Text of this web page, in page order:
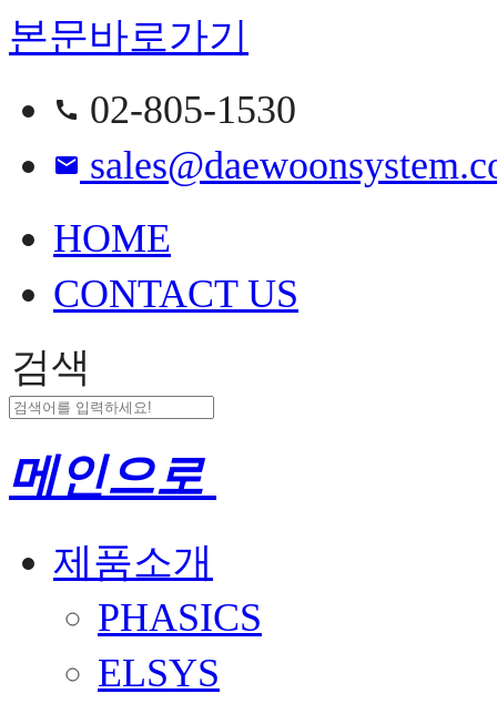
본문바로가기
call 02-805-1530
email
HOME
CONTACT US
검색
메인으로
제품소개
PHASICS
ELSYS